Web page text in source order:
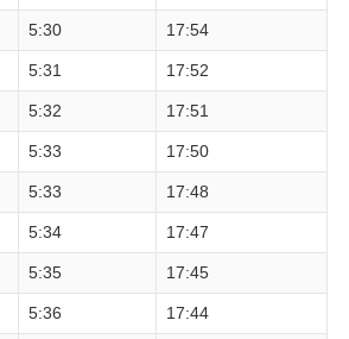
5:30 17:54
5:31 17:52
5:32 17:51
5:33 17:50
5:33 17:48
5:34 17:47
5:35 17:45
5:36 17:44